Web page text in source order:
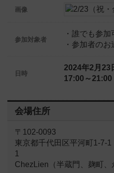
画像
参加対象者
・誰でも参加
・参加者のお
日時
2024年2月23
17:00～21:00
会場住所
〒102-0093
東京都千代田区平河町1-7-
1
ChezLien（半蔵門、麹町、